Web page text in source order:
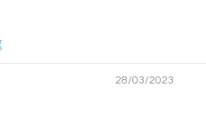
28/03/2023